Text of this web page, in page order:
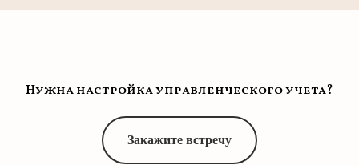
Нужна настройка управленческого учета?
Закажите встречу